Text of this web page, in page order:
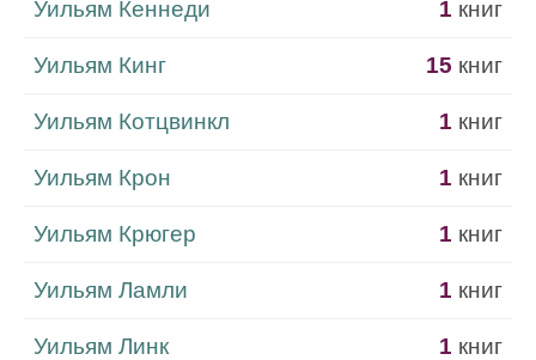
Уильям Кеннеди 1 книг
Уильям Кинг 15 книг
Уильям Котцвинкл 1 книг
Уильям Крон 1 книг
Уильям Крюгер 1 книг
Уильям Ламли 1 книг
Уильям Линк 1 книг